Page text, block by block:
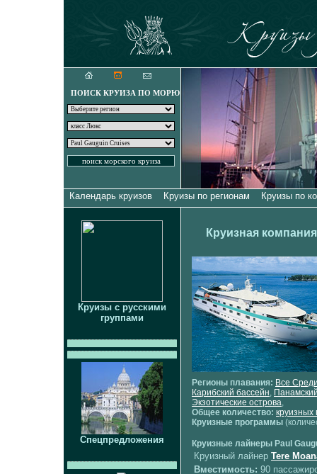
Круизы для
ПОИСК КРУИЗА ПО МОРЮ
Календарь круизов Круизы по регионам Круизы по
Круизы с русскими
группами
Спецпредложения
Круизная
Регионы плавания: Все
Карибский бассейн
Экзотические острова
Общее количество: круизных
Круизные программы
Круизные лайнеры Paul
Круизный лайнер Tere
Вместимость: 90